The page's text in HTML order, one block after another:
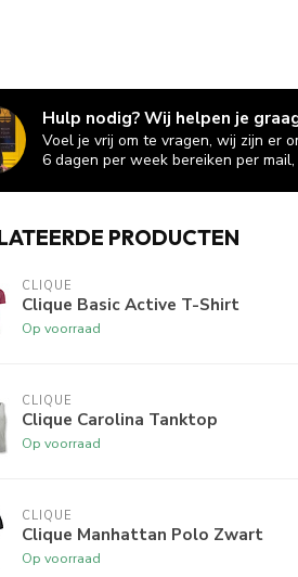
Hulp nodig? Wij helpen je
Voel je vrij om te vragen, wij zijn er
6 dagen per week bereiken per
PRODUCTEN
CLIQUE
Clique Basic Active T-Shirt
Op voorraad
CLIQUE
Clique Carolina Tanktop
Op voorraad
CLIQUE
Clique Manhattan Polo Zwart
Op voorraad